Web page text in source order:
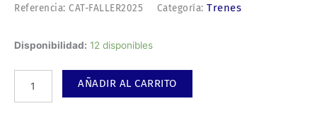
Referencia: CAT-FALLER2025 Categoría: Trenes
Disponibilidad: 12 disponibles
Catálogo
2026
AÑADIR AL CARRITO